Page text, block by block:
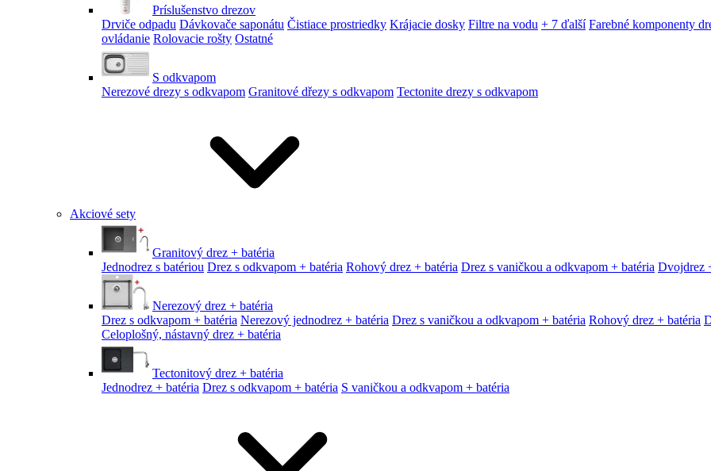
Príslušenstvo drezov
Drviče odpadu Dávkovače saponátu Čistiace prostriedky Krájacie dosky Filtre na vodu + 7 ďalší Farebné komponenty
ovládanie Rolovacie rošty Ostatné
S odkvapom
Nerezové drezy s odkvapom Granitové dřezy s odkvapom Tectonite drezy s odkvapom
Akciové sety
Granitový drez + batéria
Jednodrez s batériou Drez s odkvapom + batéria Rohový drez + batéria Drez s vaničkou a odkvapom + batéria Dvojdrez
Nerezový drez + batéria
Drez s odkvapom + batéria Nerezový jednodrez + batéria Drez s vaničkou a odkvapom + batéria Rohový drez + batéria
Celoplošný, nástavný drez + batéria
Tectonitový drez + batéria
Jednodrez + batéria Drez s odkvapom + batéria S vaničkou a odkvapom + batéria